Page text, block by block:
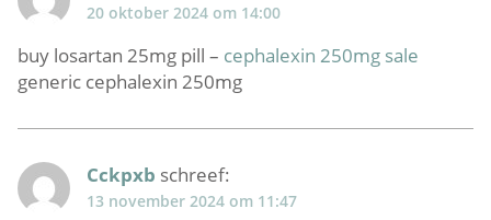
20 oktober 2024 om 14:00
buy losartan 25mg pill – cephalexin 250mg sale
generic cephalexin 250mg
Cckpxb schreef:
13 november 2024 om 11:47